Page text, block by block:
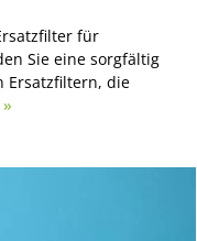
für
Sie eine sorgfältig
Ersatzfiltern, die